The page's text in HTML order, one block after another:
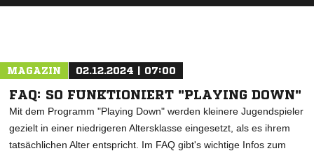
MAGAZIN 02.12.2024 | 07:00
FAQ: SO FUNKTIONIERT "PLAYING DOWN"
Mit dem Programm "Playing Down" werden kleinere Jugendspieler
gezielt in einer niedrigeren Altersklasse eingesetzt, als es ihrem
tatsächlichen Alter entspricht. Im FAQ gibt's wichtige Infos zum